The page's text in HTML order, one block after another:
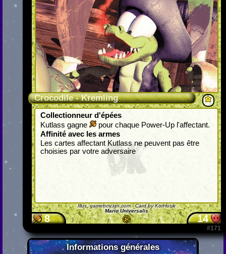
#171
Crocodile - Kremling
Collectionneur d'épées
Kutlass gagne
pour chaque Power-Up l'affectant.
Affinité avec les armes
Les cartes affectant Kutlass ne peuvent pas être
choisies par votre adversaire
8
Illus.gameboy.ign.com- Card by KorHosik
Mario Universalis
14
Informations générales